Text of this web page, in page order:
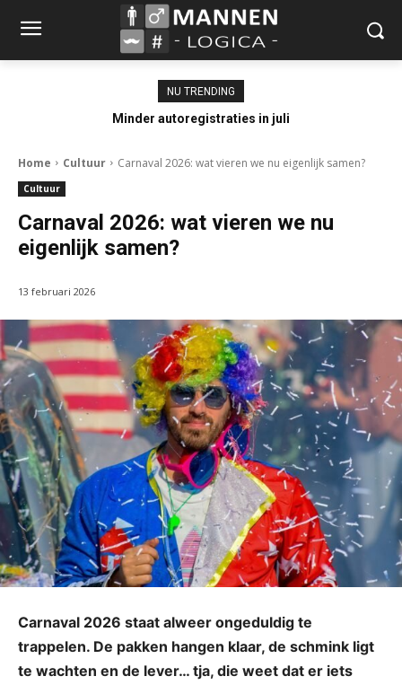
NU TRENDING
Minder autoregistraties in juli
Home Cultuur Carnaval 2026: wat vieren we nu eigenlijk samen?
Cultuur
Carnaval 2026: wat vieren we nu
eigenlijk samen?
13 februari 2026
Carnaval 2026 staat alweer ongeduldig te
trappelen. De pakken hangen klaar, de schmink ligt
te wachten en de lever… tja, die weet dat er iets